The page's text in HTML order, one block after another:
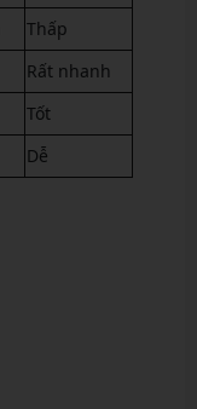
Thấp
Rất nhanh
Tốt
Dễ